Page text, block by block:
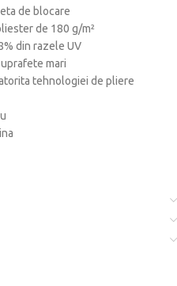
de blocare
de 180 g/m²
din razele UV
mari
tehnologiei de pliere